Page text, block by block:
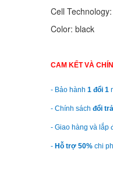
Cell
Color: black
CAM KẾT VÀ
- Bảo hành 1 đổi 1
- Chính sách đổi
- Giao hàng và lắp
- Hỗ trợ 50% chi